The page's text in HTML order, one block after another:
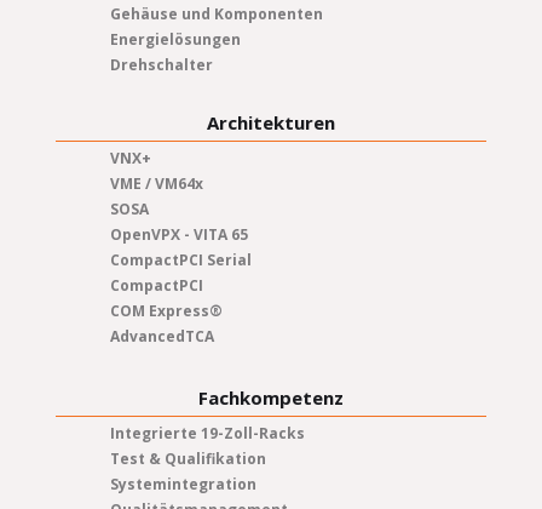
Gehäuse und Komponenten
Energielösungen
Drehschalter
Architekturen
VNX+
VME / VM64x
SOSA
OpenVPX - VITA 65
CompactPCI Serial
CompactPCI
COM Express®
AdvancedTCA
Fachkompetenz
Integrierte 19-Zoll-Racks
Test & Qualifikation
Systemintegration